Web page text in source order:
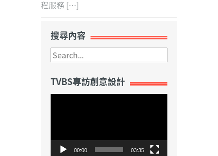
程服務 […]
搜尋內容
TVBS專訪創意設計
00:00 03:35